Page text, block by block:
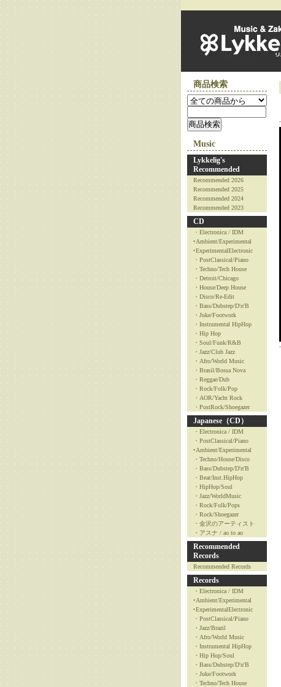
商品検索
Music
Lykkelig's
Recommended
Recommended 2026
Recommended 2025
Recommended 2024
Recommended 2023
CD
・Electronica / IDM
‣Ambient/Experimental
‣ExperimentalElectronic
・PostClassical/Piano
・Techno/Tech House
・Detroit/Chicago
・House/Deep House
・Disco/Re-Edit
・Bass/Dubstep/D'n'B
・Juke/Footwork
・Instrumental HipHop
・Hip Hop
・Soul/Funk/R&B
・Jazz/Club Jazz
・Afro/World Music
・Brasil/Bossa Nova
・Reggae/Dub
・Rock/Folk/Pop
・AOR/Yacht Rock
・PostRock/Shoegazer
Japanese（CD）
・Electronica / IDM
・PostClassical/Piano
‣Ambient/Experimental
・Techno/House/Disco
・Bass/Dubstep/D'n'B
・Beat/Inst.HipHop
・HipHop/Soul
・Jazz/WorldMusic
・Rock/Folk/Pops
・Rock/Shoegazer
・金沢のアーティスト
・アスナ / ao to ao
Recommended
Records
Recommended Records
Records
・Electronica / IDM
‣Ambient/Experimental
‣ExperimentalElectronic
・PostClassical/Piano
・Jazz/Brazil
・Afro/World Music
・Instrumental HipHop
・Hip Hop/Soul
・Bass/Dubstep/D'n'B
・Juke/Footwork
・Techno/Tech House